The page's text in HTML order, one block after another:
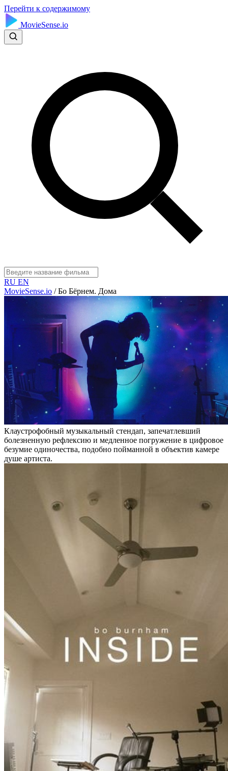
Перейти к содержимому
MovieSense.io
RU EN
MovieSense.io / Бо Бёрнем. Дома
Клаустрофобный музыкальный стендап, запечатлевший
болезненную рефлексию и медленное погружение в цифровое
безумие одиночества, подобно пойманной в объектив камере
душе артиста.